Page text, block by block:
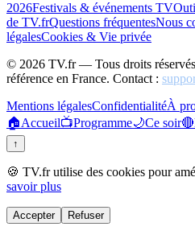
2026Festivals & événements TV
de TV.frQuestions fréquentesNous
légalesCookies & Vie privée
© 2026 TV.fr — Tous droits
référence en France. Contact :
Mentions légalesConfidentialitéÀ
🏠Accueil📺Programme🌙Ce soir🔴
↑
🍪 TV.fr utilise des cookies pour
savoir plus
Accepter Refuser